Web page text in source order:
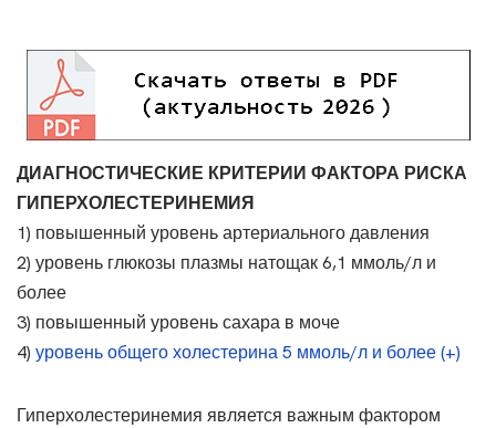
ДИАГНОСТИЧЕСКИЕ КРИТЕРИИ ФАКТОРА РИСКА
ГИПЕРХОЛЕСТЕРИНЕМИЯ
1) повышенный уровень артериального давления
2) уровень глюкозы плазмы натощак 6,1 ммоль/л и
более
3) повышенный уровень сахара в моче
4) уровень общего холестерина 5 ммоль/л и более (+)
Гиперхолестеринемия является важным фактором